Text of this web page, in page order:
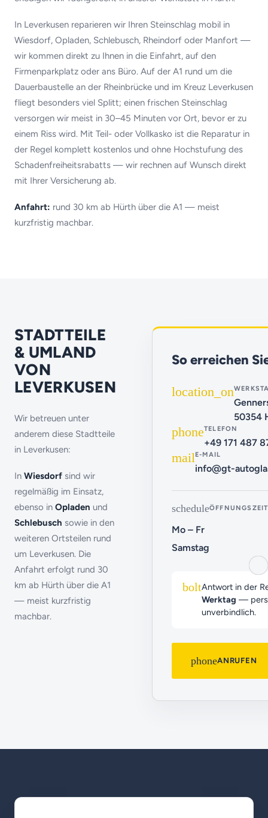
In Leverkusen reparieren wir Ihren Steinschlag mobil in
Wiesdorf, Opladen, Schlebusch, Rheindorf oder Manfort —
wir kommen direkt zu Ihnen in die Einfahrt, auf den
Firmenparkplatz oder ans Büro. Auf der A1 rund um die
Dauerbaustelle an der Rheinbrücke und im Kreuz Leverkusen
fliegt besonders viel Splitt; einen frischen Steinschlag
versorgen wir meist in 30–45 Minuten vor Ort, bevor er zu
einem Riss wird. Mit Teil- oder Vollkasko ist die Reparatur in
der Regel komplett kostenlos und ohne Hochstufung des
Schadenfreiheitsrabatts — wir rechnen auf Wunsch direkt
mit Ihrer Versicherung ab.
Anfahrt: rund 30 km ab Hürth über die A1 — meist
kurzfristig machbar.
STADTTEILE
& UMLAND
VON
LEVERKUSEN
Wir betreuen unter
anderem diese Stadtteile
in Leverkusen:
In Wiesdorf sind wir
regelmäßig im Einsatz,
ebenso in Opladen und
Schlebusch sowie in den
weiteren Ortsteilen rund
um Leverkusen. Die
Anfahrt erfolgt rund 30
km ab Hürth über die A1
— meist kurzfristig
machbar.
So erreichen
location_on
50354
phoneTELEFON
+49 171 487
mail E-MAIL
info@gt-
schedule
Mo – Fr
Samstag
boltAntwort in der
Werktag —
unverbindlich.
phoneANRUFEN